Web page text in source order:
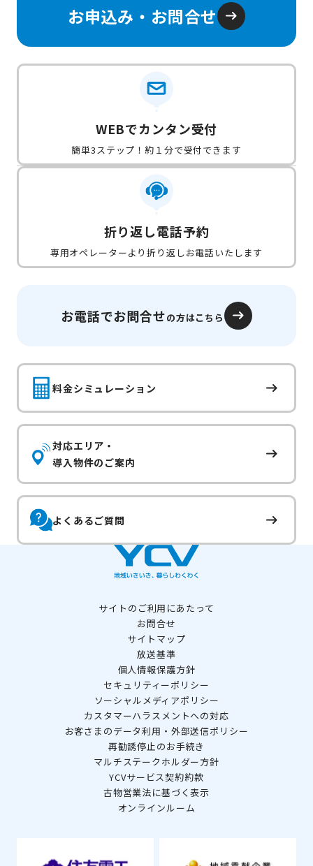
お申込み・お問合せ
WEBでカンタン受付
簡単3ステップ！約１分で受付できます
折り返し電話予約
専用オペレーターより折り返しお電話いたします
お電話でお問合せの方はこちら
料金シミュレーション
対応エリア・
導入物件のご案内
よくあるご質問
サイトのご利用にあたって
お問合せ
サイトマップ
放送基準
個人情報保護方針
セキュリティーポリシー
ソーシャルメディアポリシー
カスタマーハラスメントへの対応
お客さまのデータ利用・外部送信ポリシー
再勧誘停止のお手続き
マルチステークホルダー方針
YCVサービス契約約款
古物営業法に基づく表示
オンラインルーム